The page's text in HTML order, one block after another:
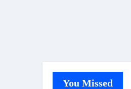
You Missed